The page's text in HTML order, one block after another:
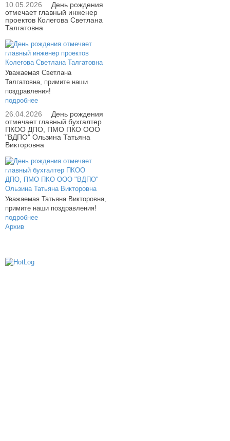
10.05.2026
День рождения
отмечает главный инженер
проектов Колегова Светлана
Талгатовна
Уважаемая Светлана
Талгатовна, примите наши
поздравления!
подробнее
26.04.2026
День рождения
отмечает главный бухгалтер
ПКОО ДПО, ПМО ПКО ООО
"ВДПО" Ользина Татьяна
Викторовна
Уважаемая Татьяна Викторовна,
примите наши поздравления!
подробнее
Архив